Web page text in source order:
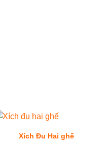
Xích Đu Hai ghế